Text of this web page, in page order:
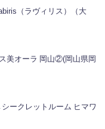
（ラヴィリス）（大
美オーラ 岡山②(岡山県岡
ークレットルーム ヒマワ